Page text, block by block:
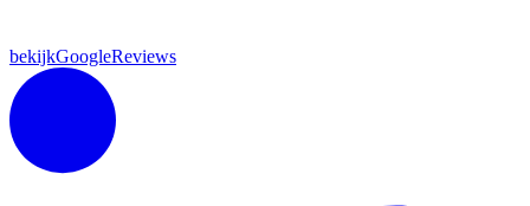
bekijkGoogleReviews